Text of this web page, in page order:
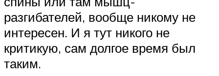
разгибателей, вообще никому не
интересен. И я тут никого не
критикую, сам долгое время был
таким.